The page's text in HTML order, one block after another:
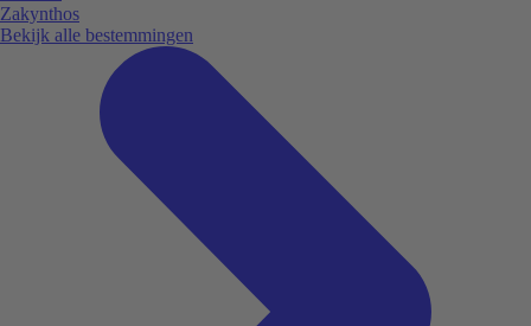
Zakynthos
Bekijk alle bestemmingen